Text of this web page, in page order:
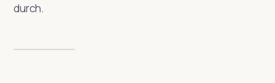
durch.